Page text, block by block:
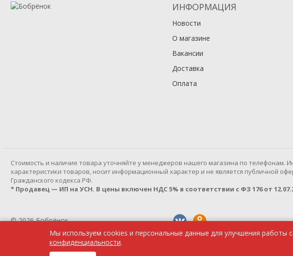
ИНФОРМАЦИЯ
Новости
О магазине
Вакансии
Доставка
Оплата
Мы используем cookies и персональные данные для улучшения работы
конфиденциальности.
Cтоимость и наличие товара уточняйте у менеджеров нашего магазина по
характеристики товаров, носит информационный характер и не является публичной
Гражданского кодекса РФ.
* Продавец — ИП на УСН. В цены включен НДС 5% в соответствии с ФЗ 176 от
© 2026 Бобрёнок
Политика конфиденциальности